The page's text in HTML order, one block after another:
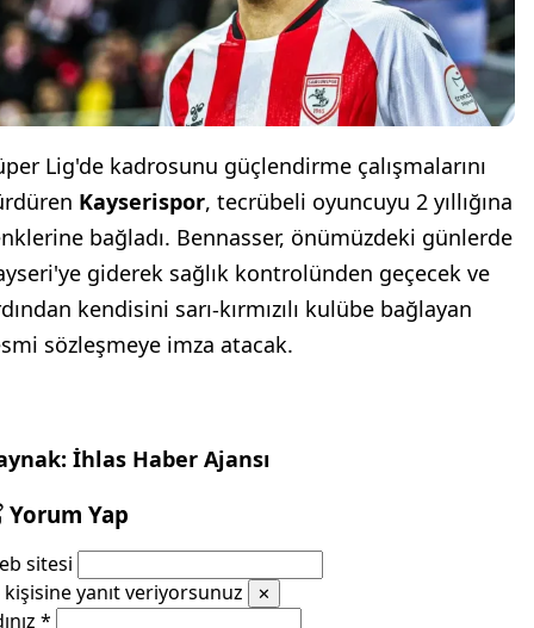
Lig'de kadrosunu güçlendirme çalışmalarını
Kayserispor, tecrübeli oyuncuyu 2 yıllığına
bağladı. Bennasser, önümüzdeki günlerde
giderek sağlık kontrolünden geçecek ve
kendisini sarı-kırmızılı kulübe bağlayan
sözleşmeye imza atacak.
İhlas Haber Ajansı
Yorum Yap
sitesi
kişisine yanıt veriyorsunuz
✕
*